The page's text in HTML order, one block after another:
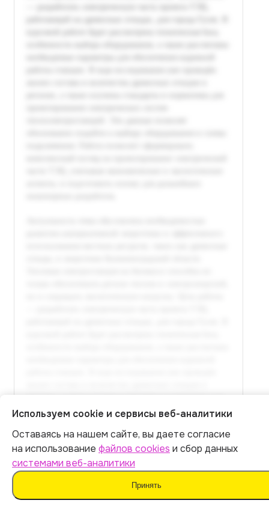
Полный текст доступен
в расширенной версии
Оплатить 399 р.
Итог:399р.
Оплатить
Используем cookie и сервисы веб-аналитики
Оставаясь на нашем сайте, вы даете согласие
на использование файлов cookies и сбор данных
системами веб-аналитики
Принять